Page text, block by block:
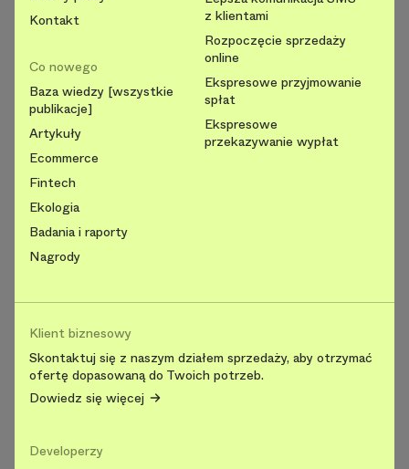
Kontakt
Co nowego
Baza wiedzy [wszystkie
publikacje]
Artykuły
Ecommerce
Fintech
Ekologia
Badania i raporty
Nagrody
z klientami
Rozpoczęcie sprzedaży
online
Ekspresowe przyjmowanie
spłat
Ekspresowe
przekazywanie wypłat
Klient biznesowy
Skontaktuj się z naszym działem sprzedaży, aby otrzymać
ofertę dopasowaną do Twoich potrzeb.
Dowiedz się więcej
Developerzy